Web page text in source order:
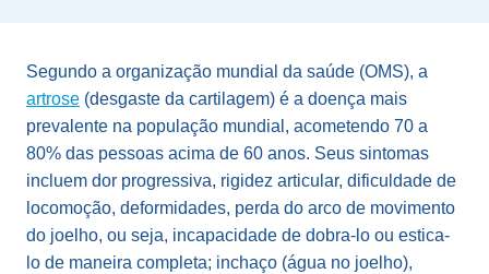
Segundo a organização mundial da saúde (OMS), a
artrose (desgaste da cartilagem) é a doença mais
prevalente na população mundial, acometendo 70 a
80% das pessoas acima de 60 anos. Seus sintomas
incluem dor progressiva, rigidez articular, dificuldade de
locomoção, deformidades, perda do arco de movimento
do joelho, ou seja, incapacidade de dobra-lo ou estica-
lo de maneira completa; inchaço (água no joelho),